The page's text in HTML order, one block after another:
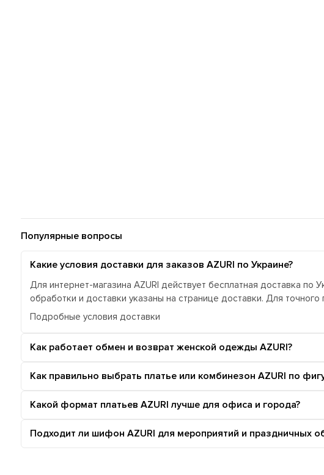
Популярные вопросы
Какие условия доставки для заказов AZURI по Украине?
Для интернет-магазина AZURI действует бесплатная доставка
обработки и доставки указаны на странице доставки. Для
Подробные условия доставки
Как работает обмен и возврат женской одежды AZURI?
Как правильно выбрать платье или комбинезон AZURI по
Какой формат платьев AZURI лучше для офиса и города?
Подходит ли шифон AZURI для мероприятий и праздничных